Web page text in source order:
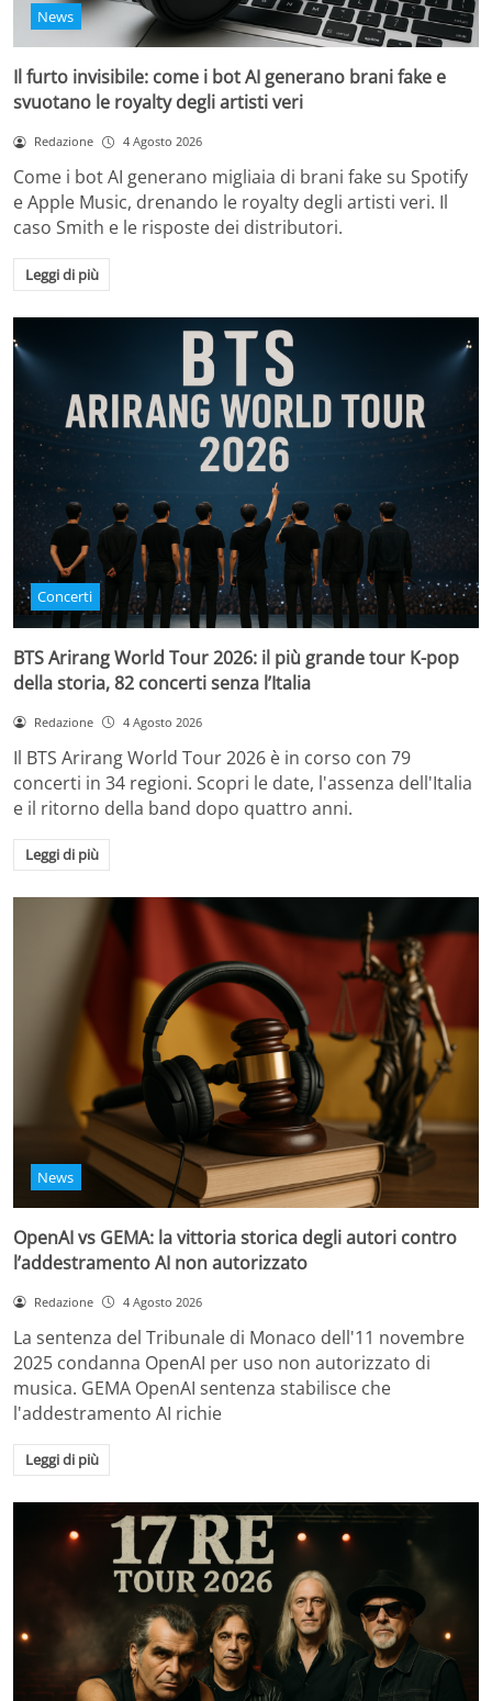
News
Il furto invisibile: come i bot AI generano brani fake e
svuotano le royalty degli artisti veri
Redazione 4 Agosto 2026
Come i bot AI generano migliaia di brani fake su Spotify
e Apple Music, drenando le royalty degli artisti veri. Il
caso Smith e le risposte dei distributori.
Leggi di più
Concerti
BTS Arirang World Tour 2026: il più grande tour K-pop
della storia, 82 concerti senza l’Italia
Redazione 4 Agosto 2026
Il BTS Arirang World Tour 2026 è in corso con 79
concerti in 34 regioni. Scopri le date, l'assenza dell'Italia
e il ritorno della band dopo quattro anni.
Leggi di più
News
OpenAI vs GEMA: la vittoria storica degli autori contro
l’addestramento AI non autorizzato
Redazione 4 Agosto 2026
La sentenza del Tribunale di Monaco dell'11 novembre
2025 condanna OpenAI per uso non autorizzato di
musica. GEMA OpenAI sentenza stabilisce che
l'addestramento AI richie
Leggi di più